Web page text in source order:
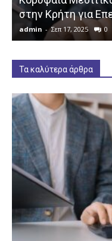
στην Κρήτη για
admin - Σεπ 17, 2025 0
Τα καλύτερα άρθρα